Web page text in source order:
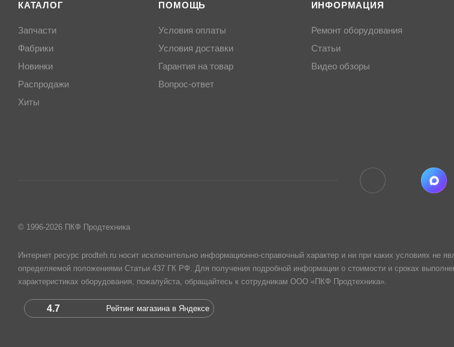
КАТАЛОГ
Запчасти
Фабрики
Новинки
Распродажи
Хиты
ПОМОЩЬ
Условия оплаты
Условия доставки
Гарантия на товар
Вопрос-ответ
ИНФОРМАЦИЯ
Ремонт оборудования
Статьи
Видео обзоры
© 1996-2026 ПКФ Продтехника
Интернет ресурс prodteh.ru носит исключительно информационно-справочный характер и ни при каких условиях не
определяемой положениями Статьи 437 ГК РФ. Для получения подробной информации о стоимости и сроках
характеристиках оборудования, пожалуйста, обращайтесь к сотрудникам ООО «ПКФ Продтехника».
4.7 Рейтинг магазина в Яндексе